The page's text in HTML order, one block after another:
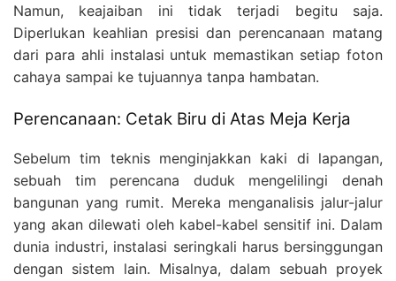
Namun, keajaiban ini tidak terjadi begitu saja.
Diperlukan keahlian presisi dan perencanaan matang
dari para ahli instalasi untuk memastikan setiap foton
cahaya sampai ke tujuannya tanpa hambatan.
Perencanaan: Cetak Biru di Atas Meja Kerja
Sebelum tim teknis menginjakkan kaki di lapangan,
sebuah tim perencana duduk mengelilingi denah
bangunan yang rumit. Mereka menganalisis jalur-jalur
yang akan dilewati oleh kabel-kabel sensitif ini. Dalam
dunia industri, instalasi seringkali harus bersinggungan
dengan sistem lain. Misalnya, dalam sebuah proyek